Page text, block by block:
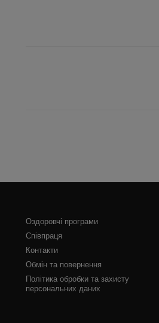
Оздоровчі програми
Співпраця
Контакти
Обмін та повернення
Політика обробки та захисту
персональних даних